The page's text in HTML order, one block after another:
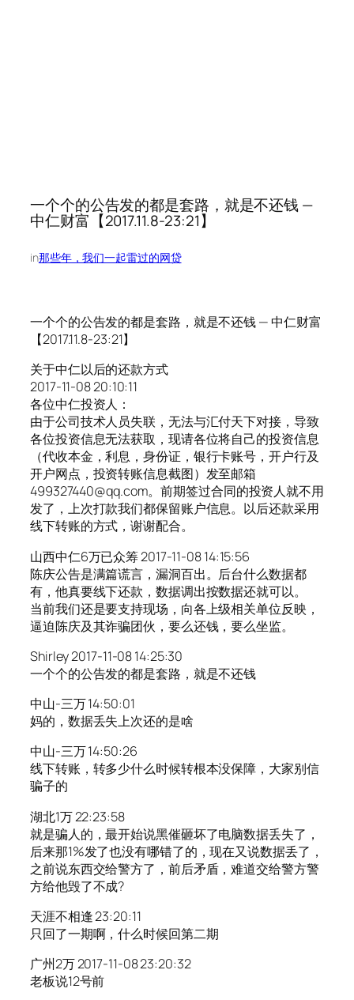
一个个的公告发的都是套路，就是不还钱 —
中仁财富【2017.11.8-23:21】
in那些年，我们一起雷过的网贷
一个个的公告发的都是套路，就是不还钱 — 中仁财富
【2017.11.8-23:21】
关于中仁以后的还款方式
2017-11-08 20:10:11
各位中仁投资人：
由于公司技术人员失联，无法与汇付天下对接，导致
各位投资信息无法获取，现请各位将自己的投资信息
（代收本金，利息，身份证，银行卡账号，开户行及
开户网点，投资转账信息截图）发至邮箱
499327440@qq.com。前期签过合同的投资人就不用
发了，上次打款我们都保留账户信息。以后还款采用
线下转账的方式，谢谢配合。
山西中仁6万已众筹 2017-11-08 14:15:56
陈庆公告是满篇谎言，漏洞百出。后台什么数据都
有，他真要线下还款，数据调出按数据还就可以。
当前我们还是要支持现场，向各上级相关单位反映，
逼迫陈庆及其诈骗团伙，要么还钱，要么坐监。
Shirley 2017-11-08 14:25:30
一个个的公告发的都是套路，就是不还钱
中山-三万 14:50:01
妈的，数据丢失上次还的是啥
中山-三万 14:50:26
线下转账，转多少什么时候转根本没保障，大家别信
骗子的
湖北1万 22:23:58
就是骗人的，最开始说黑催砸坏了电脑数据丢失了，
后来那1%发了也没有哪错了的，现在又说数据丢了，
之前说东西交给警方了，前后矛盾，难道交给警方警
方给他毁了不成?
天涯不相逢 23:20:11
只回了一期啊，什么时候回第二期
广州2万 2017-11-08 23:20:32
老板说12号前